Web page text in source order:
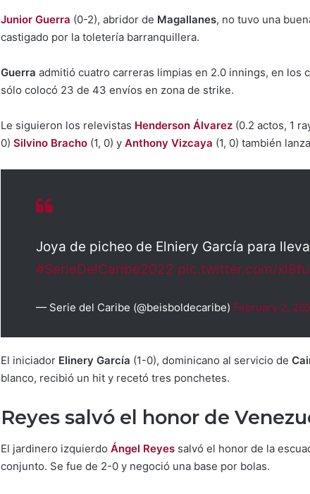
Junior Guerra (0-2), abridor de Magallanes, no tuvo una
castigado por la toletería barranquillera.
Guerra admitió cuatro carreras limpias en 2.0 innings, en
sólo colocó 23 de 43 envíos en zona de strike.
Le siguieron los relevistas Henderson Álvarez (0.2 actos, 1
0) Silvino Bracho (1, 0) y Anthony Vizcaya (1, 0) también
Joya de picheo de Elniery García para
#SerieDelCaribe2022 pic.twitter.com/
— Serie del Caribe (@beisboldecaribe) February 2,
El iniciador Elinery García (1-0), dominicano al servicio de
blanco, recibió un hit y recetó tres ponchetes.
Reyes salvó el honor de
El jardinero izquierdo Ángel Reyes salvó el honor de la
conjunto. Se fue de 2-0 y negoció una base por bolas.